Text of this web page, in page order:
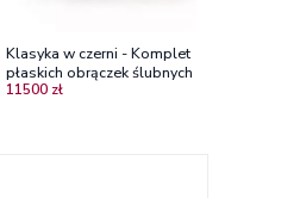
Klasyka w czerni - Komplet
płaskich obrączek ślubnych z
żółtego i czarnego złota, 4.0 mm,
11500 zł